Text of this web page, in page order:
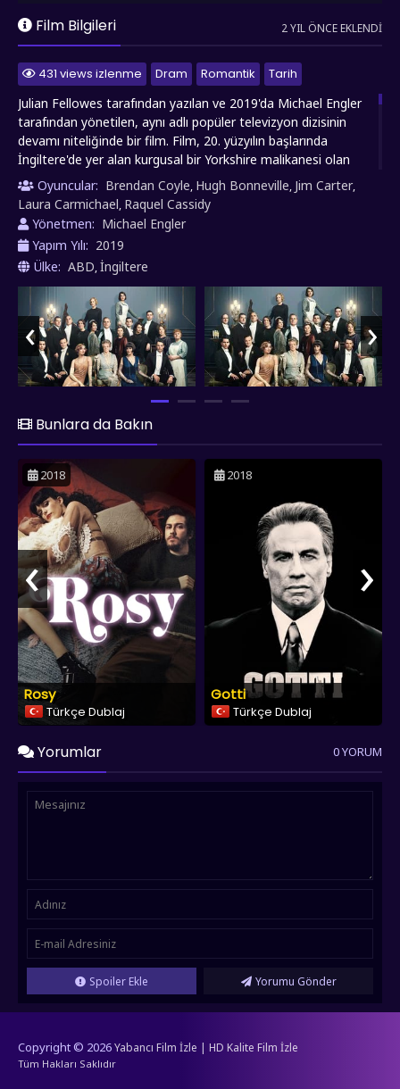
Film Bilgileri 2 YIL ÖNCE EKLENDI
431 views izlenme Dram Romantik
Tarih
Julian Fellowes tarafından yazılan ve 2019'da Michael Engler
tarafından yönetilen, aynı adlı popüler televizyon dizisinin
devamı niteliğinde bir film. Film, 20. yüzyılın başlarında
İngiltere'de yer alan kurgusal bir Yorkshire malikanesi olan
Downton Abbey'de geçen olayları konu alır. Film, Crawley
ailesinin hayatını ve onların hizmetkârlarının günlük yaşamını,
tarihi olaylar ve sosyal değişimler eşliğinde anlatır. Film, 1927
yılında, Kral George V ve Kraliçe Mary'nin Downton Abbey'e
bir ziyaret planlamasıyla başlar. Bu ziyaret, hem Crawley ailesi
hem de hizmetkârları için büyük bir heyecan ve hazırlık süreci
anlamına gelir. Film, bu hazırlıklar sırasında ortaya çıkan çeşitli
entrikaları, aşkları ve rekabetleri detaylı bir şekilde gösterir.
"Downton Abbey", hem diziye sadık kalan hem de kendine
has bir hikaye sunan bir yapım. Film, karakterlerin kişisel
gelişimlerine ve aralarındaki ilişkilere odaklanırken, aynı
zamanda dönemin sosyal ve politik meselelerine de değinir.
Crawley ailesinin üyeleri ve hizmetkârları arasındaki sınıf
farklılıkları, değişen toplumsal normlar ve geleceğe dair
beklentiler filmde önemli temalar olarak işlenir. Filmde, Hugh
Bonneville (Robert Crawley), Maggie Smith (Violet Crawley),
Michelle Dockery (Lady Mary Talbot) ve diğer dizi
oyuncularının performansları öne çıkar. Bu karakterlerin
zengin hikayeleri ve duygusal derinlikleri, filmi Downton
Abbey hayranları için kaçırılmaz kılar. Sonuç olarak, "Downton
Abbey" filmi, diziye sadık kalarak onun ruhunu ve estetiğini
başarılı bir şekilde yansıtır. 20. yüzyılın başlarındaki İngiliz
yüksek sosyetesinin yaşamını, dramatik ve duygusal bir
anlatımla sunar.
Oyuncular: Brendan Coyle, Hugh Bonneville, Jim Carter,
Laura Carmichael, Raquel Cassidy
Yönetmen: Michael Engler
Yapım Yılı: 2019
Ülke: ABD,İngiltere
‹ ›
Bunlara da Bakın
2018
Rosy
Türkçe Dublaj
2018
Gotti
Türkçe Dublaj
‹ ›
Yorumlar 0 YORUM
Spoiler Ekle Yorumu Gönder
Copyright © 2026Yabancı Film İzle | HD Kalite Film İzle
Tüm Hakları Saklıdır